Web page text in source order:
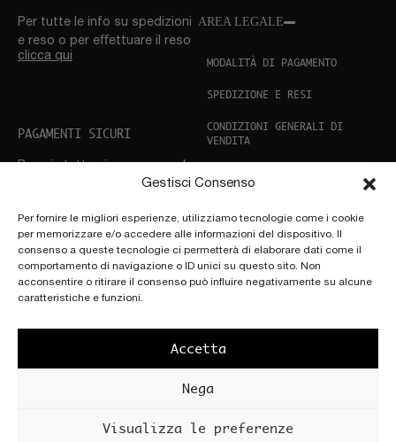
Gestisci Consenso
Per fornire le migliori esperienze, utilizziamo tecnologie come i cookie
per memorizzare e/o accedere alle informazioni del dispositivo. Il
consenso a queste tecnologie ci permetterà di elaborare dati come il
comportamento di navigazione o ID unici su questo sito. Non
acconsentire o ritirare il consenso può influire negativamente su alcune
caratteristiche e funzioni.
Accetta
Nega
Visualizza le preferenze
Per tutte le info su spedizioni
e reso o per eﬀettuare il reso
clicca qui
PAGAMENTI SICURI
tua carta, Paypal, Stripe e
ASSISTENZA CLIENTI
Hai bisogno di aiuto? Non
AREA LEGALE
MODALITÀ DI PAGAMENTO
SPEDIZIONE E RESI
CONDIZIONI GENERALI DI
VENDITA
Copyright © 2025 by
Località Cascia
All’Olmo, 117, 50066
Art + Adv